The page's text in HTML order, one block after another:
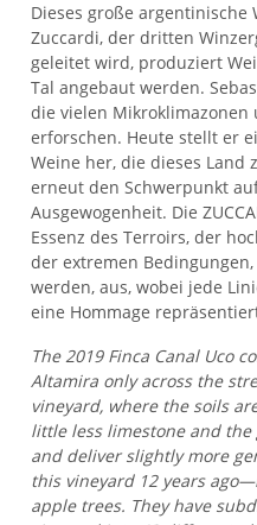
Dieses große argentinische
Zuccardi, der dritten
geleitet wird, produziert
Tal angebaut werden.
die vielen Mikroklimazonen
erforschen. Heute stellt er
Weine her, die dieses
erneut den Schwerpunkt
Ausgewogenheit. Die
Essenz des Terroirs, der
der extremen
werden, aus, wobei jede
eine Hommage
The 2019 Finca Canal Uco
Altamira only across the
vineyard, where the soils
little less limestone and
and deliver slightly more
this vineyard 12 years
apple trees. They have